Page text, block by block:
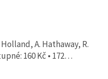
A. Hathaway, R.
160 Kč • 172…